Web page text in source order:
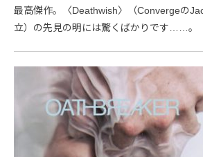
最高傑作。〈Deathwish〉（Convergeの
立）の先見の明には驚くばかりです……。